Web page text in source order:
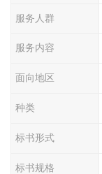
服务人群
服务内容
面向地区
种类
标书形式
标书规格